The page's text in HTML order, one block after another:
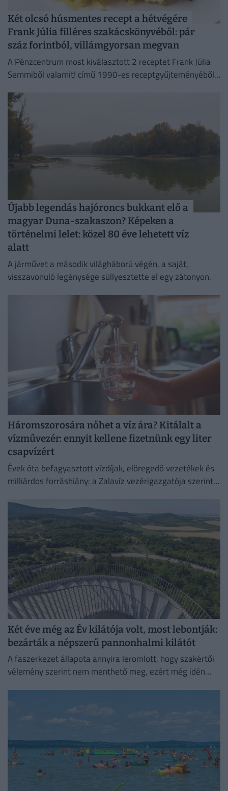
Két olcsó húsmentes recept a hétvégére
Frank Júlia filléres szakácskönyvéből: pár
száz forintból, villámgyorsan megvan
A Pénzcentrum most kiválasztott 2 receptet Frank Júlia
Semmiből valamit! című 1990-es receptgyűjteményéből
Újabb legendás hajóroncs bukkant elő a
magyar Duna-szakaszon? Képeken a
történelmi lelet: közel 80 éve lehetett víz
alatt
A járművet a második világháború végén, a saját,
visszavonuló legénysége süllyesztette el egy zátonyon.
Háromszorosára nőhet a víz ára? Kitálalt a
vízművezér: ennyit kellene fizetnünk egy liter
csapvízért
Évek óta befagyasztott vízdíjak, elöregedő vezetékek és
milliárdos forráshiány: a Zalavíz vezérigazgatója szerint
állapotban tartani a víziközmű-hálózatot.
Két éve még az Év kilátója volt, most lebontják:
bezárták a népszerű pannonhalmi kilátót
A faszerkezet állapota annyira leromlott, hogy szakértői
vélemény szerint nem menthető meg, ezért még idén